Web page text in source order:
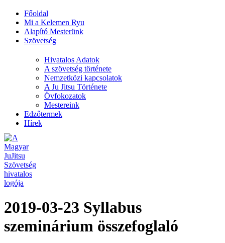
Főoldal
Mi a Kelemen Ryu
Alapító Mesterünk
Szövetség
Hivatalos Adatok
A szövetség története
Nemzetközi kapcsolatok
A Ju Jitsu Története
Övfokozatok
Mestereink
Edzőtermek
Hírek
2019-03-23 Syllabus
szeminárium összefoglaló